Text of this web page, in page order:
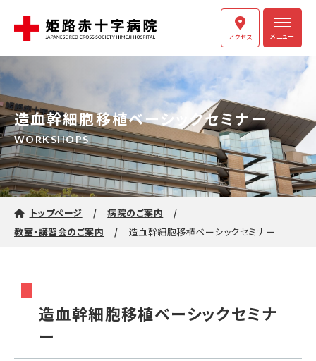
メニュー
アクセス
造血幹細胞移植ベーシックセミナー
WORKSHOPS
トップページ
病院のご案内
教室・講習会のご案内
造血幹細胞移植ベーシックセミナー
造血幹細胞移植ベーシックセミナ
ー